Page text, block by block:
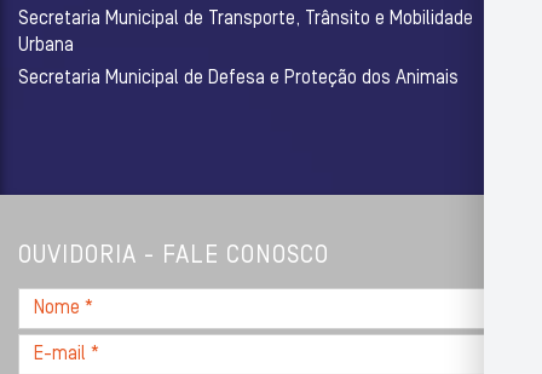
Secretaria Municipal de Transporte, Trânsito e Mobilidade
Urbana
Secretaria Municipal de Defesa e Proteção dos Animais
OUVIDORIA - FALE CONOSCO
Nome
*
E-